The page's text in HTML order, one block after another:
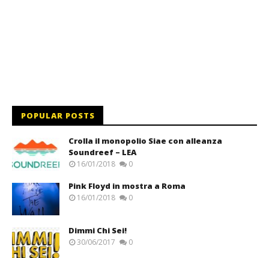
POPULAR POSTS
Crolla il monopolio Siae con alleanza
Soundreef – LEA
16/01/2018 0
Pink Floyd in mostra a Roma
16/01/2018 0
Dimmi Chi Sei!
30/06/2017 0